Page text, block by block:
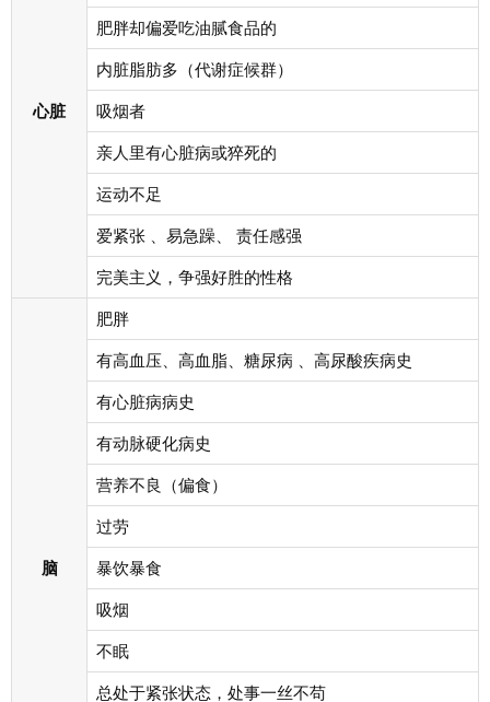
心脏
肥胖却偏爱吃油腻食品的
内脏脂肪多（代谢症候群）
吸烟者
亲人里有心脏病或猝死的
运动不足
爱紧张 、易急躁、 责任感强
完美主义，争强好胜的性格
脑
肥胖
有高血压、高血脂、糖尿病 、高尿酸疾病史
有心脏病病史
有动脉硬化病史
营养不良（偏食）
过劳
暴饮暴食
吸烟
不眠
总处于紧张状态，处事一丝不苟